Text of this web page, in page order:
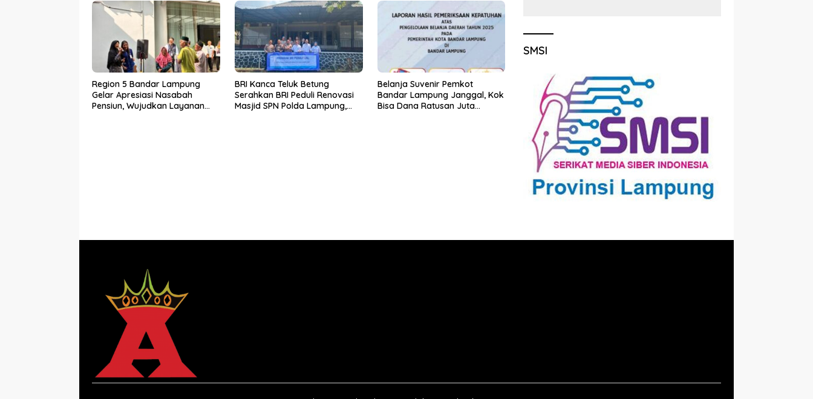
Region 5 Bandar Lampung
Gelar Apresiasi Nasabah
Pensiun, Wujudkan Layanan
BRI Kanca Teluk Betung
Serahkan BRI Peduli Renovasi
Masjid SPN Polda Lampung,
Belanja Suvenir Pemkot
Bandar Lampung Janggal, Kok
Bisa Dana Ratusan Juta
SMSI